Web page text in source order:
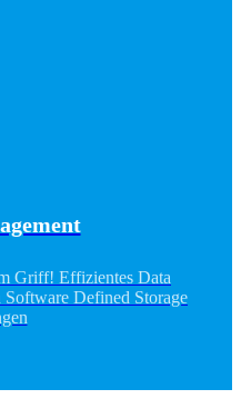
Griff! Effizientes Data
Defined Storage